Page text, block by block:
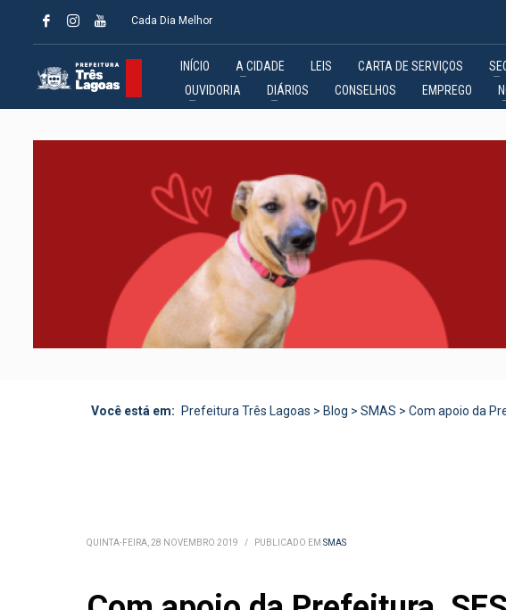
Cada Dia Melhor
INÍCIO A CIDADE LEIS CARTA DE SERVIÇOS
OUVIDORIA
DIÁRIOS CONSELHOS EMPREGO
Você está em: Prefeitura Três Lagoas > Blog > SMAS > Com apoio da
QUINTA-FEIRA, 28 NOVEMBRO 2019 / PUBLICADO EM SMAS